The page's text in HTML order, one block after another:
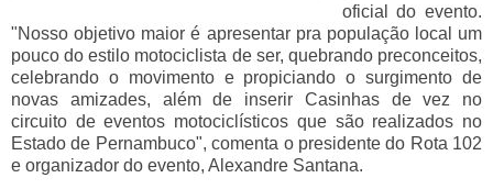
oficial do evento.
"Nosso objetivo maior é apresentar pra população local um
pouco do estilo motociclista de ser, quebrando preconceitos,
celebrando o movimento e propiciando o surgimento de
novas amizades, além de inserir Casinhas de vez no
circuito de eventos motociclísticos que são realizados no
Estado de Pernambuco", comenta o presidente do Rota 102
e organizador do evento, Alexandre Santana.